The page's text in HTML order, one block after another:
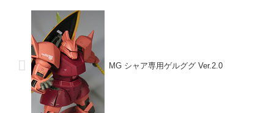
MG シャア専用ゲルググ Ver.2.0